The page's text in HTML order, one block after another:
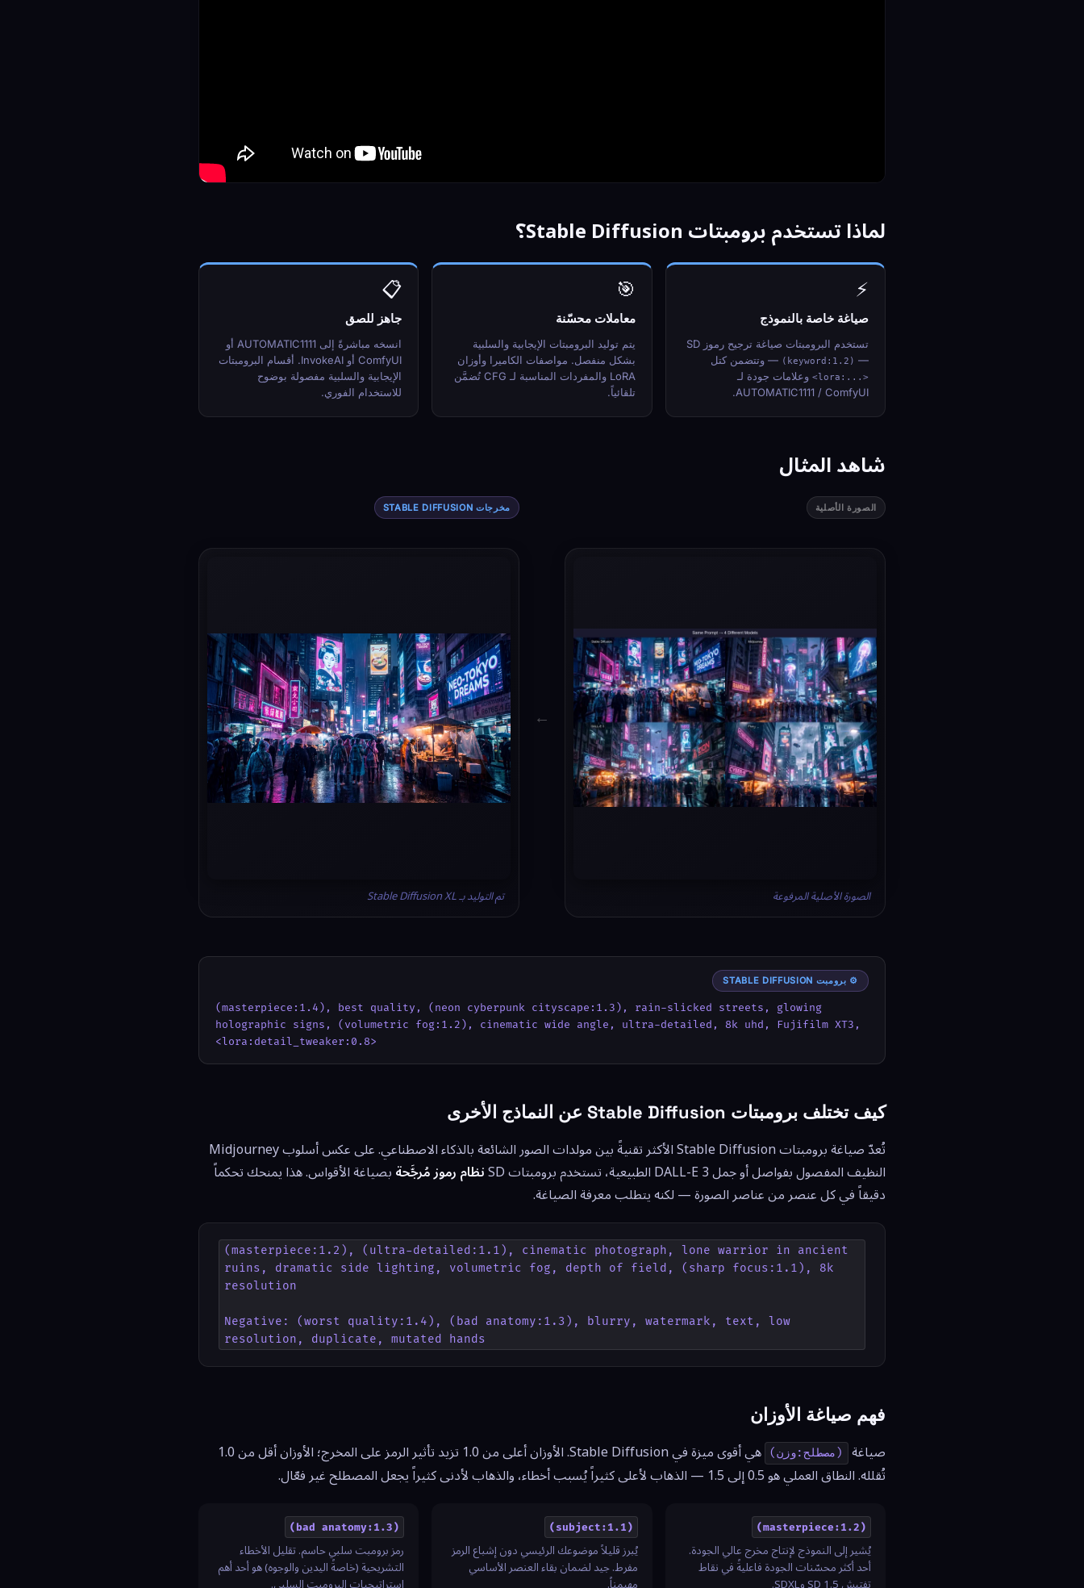
لماذا تستخدم برومبتات Stable Diffusion؟
⚡
صياغة خاصة بالنموذج
تستخدم البرومبتات صياغة ترجيح رموز SD
—
(keyword:1.2) — وتتضمن كتل
<lora:...> وعلامات جودة لـ
AUTOMATIC1111 / ComfyUI.
🎯
معاملات محسّنة
يتم توليد البرومبتات الإيجابية والسلبية
بشكل منفصل. مواصفات الكاميرا وأوزان
LoRA والمفردات المناسبة لـ CFG تُضمَّن
تلقائياً.
📋
جاهز للصق
انسخه مباشرةً إلى AUTOMATIC1111 أو
ComfyUI أو InvokeAI. أقسام البرومبتات
الإيجابية والسلبية مفصولة بوضوح
للاستخدام الفوري.
شاهد المثال
الصورة الأصلية
الصورة الأصلية المرفوعة
←
مخرجات STABLE DIFFUSION
تم التوليد بـ Stable Diffusion XL
⚙️ برومبت STABLE DIFFUSION
(masterpiece:1.4), best quality, (neon cyberpunk cityscape:1.3), rain-slicked streets, glowing
holographic signs, (volumetric fog:1.2), cinematic wide angle, ultra-detailed, 8k uhd, Fujifilm XT3,
<lora:detail_tweaker:0.8>
كيف تختلف برومبتات Stable Diffusion عن النماذج الأخرى
تُعدّ صياغة برومبتات Stable Diffusion الأكثر تقنيةً بين مولدات الصور الشائعة بالذكاء الاصطناعي. على عكس أسلوب Midjourney
النظيف المفصول بفواصل أو جمل DALL-E 3 الطبيعية، تستخدم برومبتات SD
نظام رموز مُرجَّحةبصياغة الأقواس. هذا يمنحك تحكماً
دقيقاً في كل عنصر من عناصر الصورة — لكنه يتطلب معرفة الصياغة.
(masterpiece:1.2), (ultra-detailed:1.1), cinematic photograph, lone warrior in ancient
ruins, dramatic side lighting, volumetric fog, depth of field, (sharp focus:1.1), 8k
resolution
Negative: (worst quality:1.4), (bad anatomy:1.3), blurry, watermark, text, low
resolution, duplicate, mutated hands
فهم صياغة الأوزان
صياغة (مصطلح:وزن)
هي أقوى ميزة في Stable Diffusion. الأوزان أعلى من 1.0 تزيد تأثير الرمز على المخرج؛ الأوزان أقل من 1.0
تُقلله. النطاق العملي هو 0.5 إلى 1.5 — الذهاب لأعلى كثيراً يُسبب أخطاء، والذهاب لأدنى كثيراً يجعل المصطلح غير فعّال.
(masterpiece:1.2)
يُشير إلى النموذج لإنتاج مخرج عالي الجودة.
أحد أكثر محسّنات الجودة فاعليةً في نقاط
(subject:1.1)
يُبرز قليلاً موضوعك الرئيسي دون إشباع الرمز
مفرط. جيد لضمان بقاء العنصر الأساسي
(bad anatomy:1.3)
رمز برومبت سلبي حاسم. تقليل الأخطاء
التشريحية (خاصةً اليدين والوجوه) هو أحد أهم